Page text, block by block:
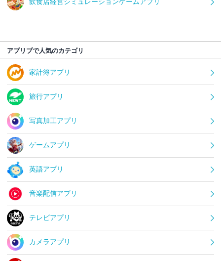
アプリブで人気のカテゴリ
家計簿アプリ
旅行アプリ
写真加工アプリ
ゲームアプリ
英語アプリ
音楽配信アプリ
テレビアプリ
カメラアプリ